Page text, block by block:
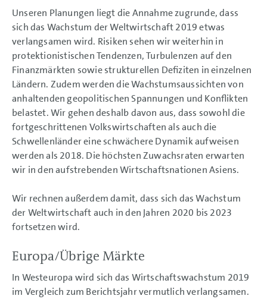
Ziele und Strategien
Steuerung und Kennzahlen
Struktur und Geschäftstätigkeit
Corporate-Governance-Bericht
Organe
Übernahmerechtliche Angaben
Dieselthematik
Geschäftsverlauf
Aktie und Anleihen
Ertrags-, Finanz- und Vermögenslage
Kapitalrendite (ROI) und Wertbeitrag
Gesamtaussage
Nachhaltige Wertsteigerung
Prognosebericht
Rahmenbedingungen
Weltwirtschaft
Pkw und leichte Nutzfahrzeuge
Power Engineering
Finanzdienstleistungen
Strategie
Gesamtaussage
Unseren Planungen liegt die Annahme zugrunde, dass
sich das Wachstum der Weltwirtschaft 2019 etwas
verlangsamen wird. Risiken sehen wir weiterhin in
protektionistischen Tendenzen, Turbulenzen auf den
Finanzmärkten sowie strukturellen Defiziten in einzelnen
Ländern. Zudem werden die Wachstumsaussichten von
anhaltenden geopolitischen Spannungen und Konflikten
belastet. Wir gehen deshalb davon aus, dass sowohl die
fortgeschrittenen Volkswirtschaften als auch die
Schwellenländer eine schwächere Dynamik aufweisen
werden als 2018. Die höchsten Zuwachsraten erwarten
wir in den aufstrebenden Wirtschaftsnationen Asiens.
Wir rechnen außerdem damit, dass sich das Wachstum
der Weltwirtschaft auch in den Jahren 2020 bis 2023
fortsetzen wird.
Europa/Übrige Märkte
In Westeuropa wird sich das Wirtschaftswachstum 2019
im Vergleich zum Berichtsjahr vermutlich verlangsamen.